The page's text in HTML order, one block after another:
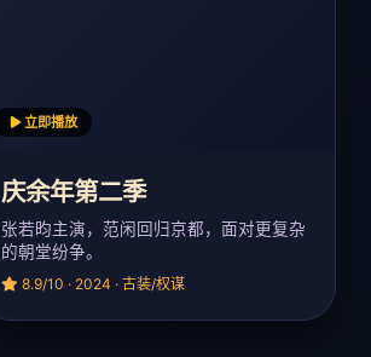
立即播放
庆余年第二季
张若昀主演，范闲回归京都，面对更复杂
的朝堂纷争。
8.9/10 · 2024 · 古装/权谋